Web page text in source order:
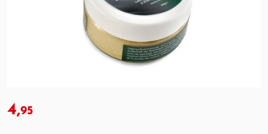
4,95